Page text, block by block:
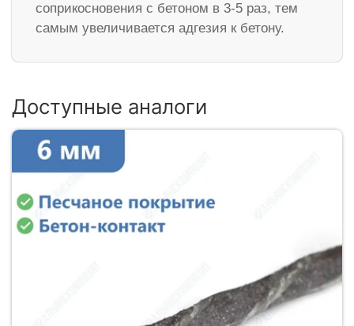
соприкосновения с бетоном в 3-5 раз, тем
самым увеличивается адгезия к бетону.
Доступные аналоги